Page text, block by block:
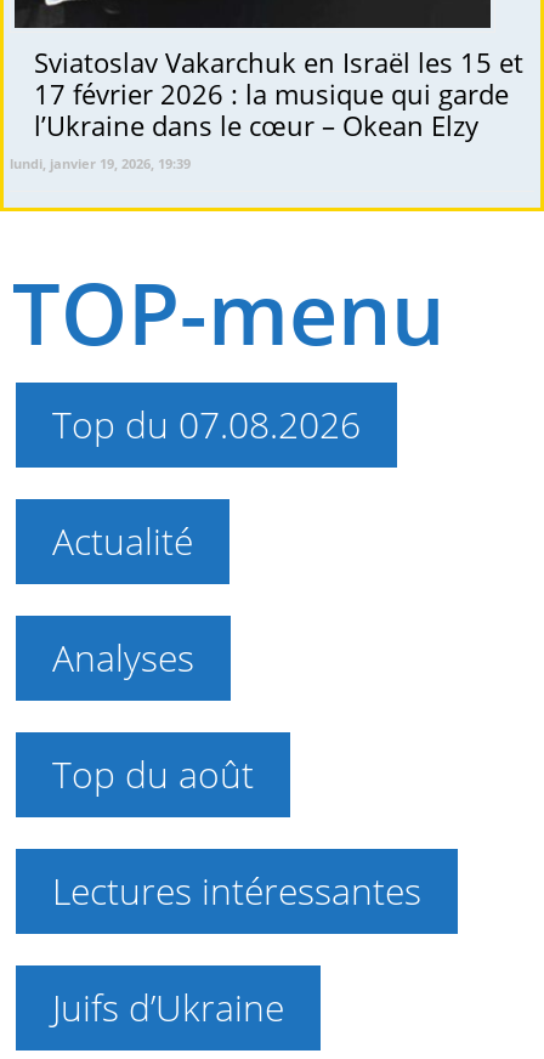
Sviatoslav Vakarchuk en Israël les 15 et
17 février 2026 : la musique qui garde
l’Ukraine dans le cœur – Okean Elzy
lundi, janvier 19, 2026, 19:39
TOP-menu
Top du 07.08.2026
Actualité
Analyses
Top du août
Lectures intéressantes
Juifs d’Ukraine